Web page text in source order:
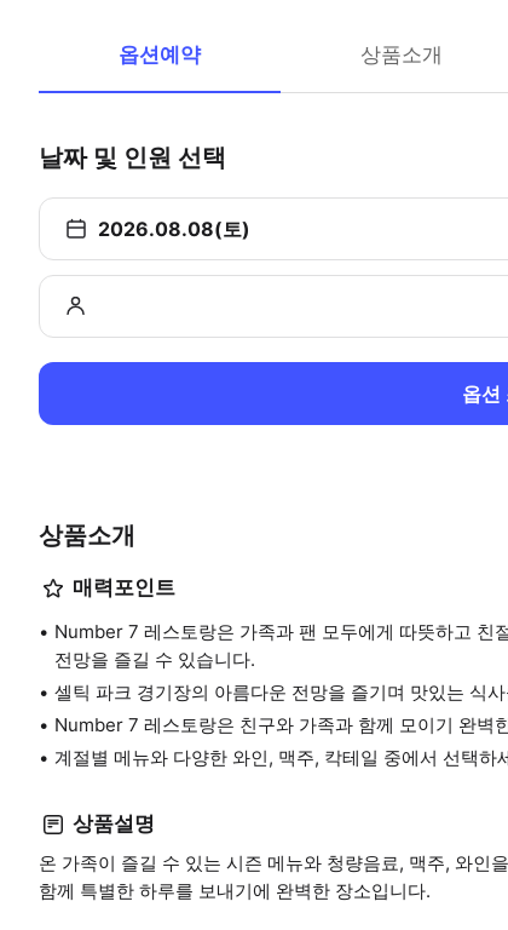
옵션예약 상품소개
날짜 및 인원 선택
2026.08.08(토)
옵션
상품소개
매력포인트
Number 7 레스토랑은 가족과 팬 모두에게 따뜻하고 친
전망을 즐길 수 있습니다.
셀틱 파크 경기장의 아름다운 전망을 즐기며 맛있는 식
Number 7 레스토랑은 친구와 가족과 함께 모이기 완벽
계절별 메뉴와 다양한 와인, 맥주, 칵테일 중에서 선택하
상품설명
온 가족이 즐길 수 있는 시즌 메뉴와 청량음료, 맥주, 와인
함께 특별한 하루를 보내기에 완벽한 장소입니다.